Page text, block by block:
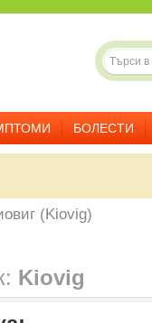
БОЛЕСТИ
(Kiovig)
Kiovig